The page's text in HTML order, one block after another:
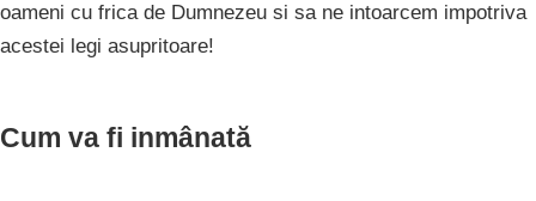
oameni cu frica de Dumnezeu si sa ne intoarcem impotriva
acestei legi asupritoare!
Cum va fi inmânată